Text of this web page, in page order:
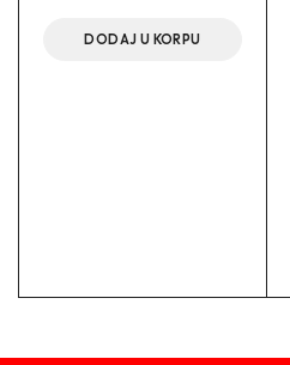
Spoljni prečnik127.0 mm
DODAJ U KORPU